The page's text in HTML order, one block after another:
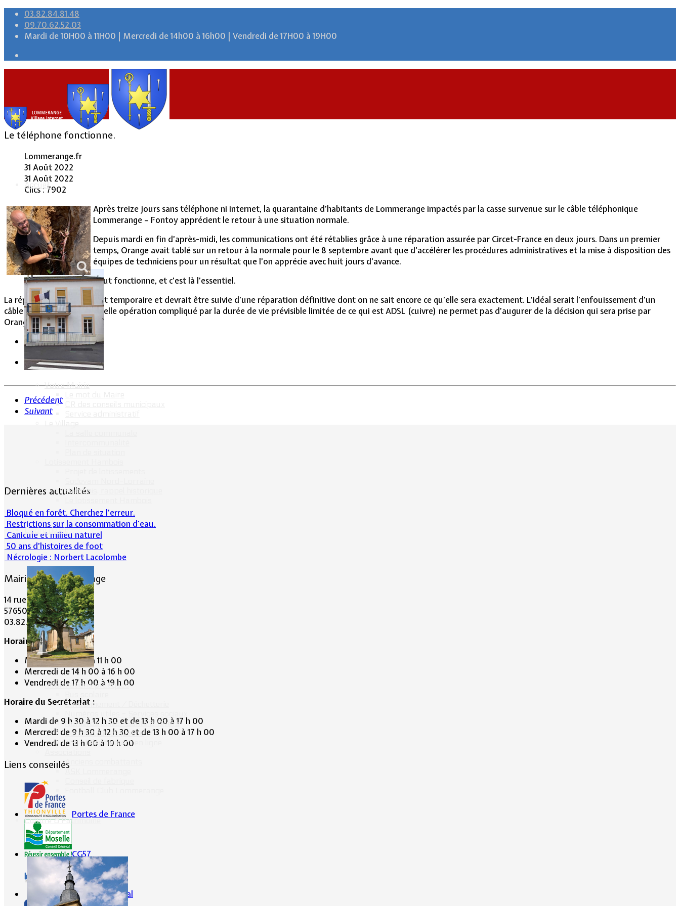
03.82.84.81.48
09.70.62.52.03
Mardi de 10H00 à 11H00 | Mercredi de 14h00 à 16h00 | Vendredi de 17H00 à 19H00
Accueil
Vie Municipale
Votre Mairie
Hambois, rappel historique
Cadre de vie
Informations pratiques
Environnement / Déchetterie
Numéros utiles -Santé & Divers
Conciliateur de justice
TIPI : Télépaiement en ligne
Anciens combattants
ASK Lommerange
Culture & Patrimoine
Le téléphone fonctionne.
Lommerange.fr
31 Août 2022
31 Août 2022
Clics : 7902
Après treize jours sans téléphone ni internet, la quarantaine d’habitants de Lommerange impactés par la casse survenue sur le câble téléphonique
Lommerange – Fontoy apprécient le retour à une situation normale.
Depuis mardi en fin d’après-midi, les communications ont été rétablies grâce à une réparation assurée par Circet-France en deux jours. Dans un premier
temps, Orange avait tablé sur un retour à la normale pour le 8 septembre avant que d’accélérer les procédures administratives et la mise à disposition des
équipes de techniciens pour un résultat que l’on apprécie avec huit jours d’avance.
Tout fonctionne, et c’est là l’essentiel.
La réparation effectuée est temporaire et devrait être suivie d’une réparation définitive dont on ne sait encore ce qu’elle sera exactement. L’idéal serait l’enfouissement d’un
câble neuf. Le coût d’une telle opération compliqué par la durée de vie prévisible limitée de ce qui est ADSL (cuivre) ne permet pas d’augurer de la décision qui sera prise par
Orange.
Précédent
Suivant
Dernières actualités
Bloqué en forêt. Cherchez l’erreur.
Restrictions sur la consommation d'eau.
Canicule et milieu naturel
50 ans d’histoires de foot
Nécrologie : Norbert Lacolombe
Mairie de Lommerange
14 rue Maréchal Joffre
57650 LOMMERANGE
03.82.84.81.48
Horaire de la Mairie:
Mardi de 10 h 00 à 11 h 00
Mercredi de 14 h 00 à 16 h 00
Vendredi de 17 h 00 à 19 h 00
Horaire du Secrétariat :
Mardi de 9 h 30 à 12 h 30 et de 13 h 00 à 17 h 00
Mercredi de 9 h 30 à 12 h 30 et de 13 h 00 à 17 h 00
Vendredi de 13 h 00 à 19 h 00
Liens conseillés
Portes de France
CG57
Conseil Régional